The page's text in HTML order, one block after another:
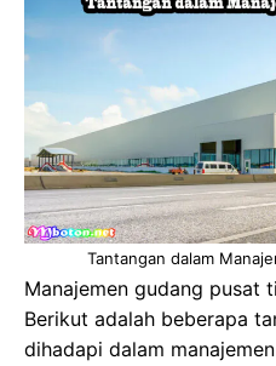
Tantangan dalam
Manajemen gudang pusat
Berikut adalah beberapa
dihadapi dalam